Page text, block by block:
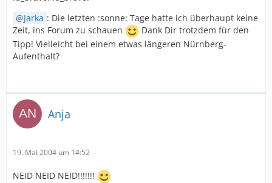
Jarka : Die letzten :sonne: Tage hatte ich überhaupt keine
Zeit, ins Forum zu schauen
Dank Dir trotzdem für den
Tipp! Vielleicht bei einem etwas längeren Nürnberg-
Aufenthalt?
Anja
19. Mai 2004 um 14:52
NEID NEID NEID!!!!!!!